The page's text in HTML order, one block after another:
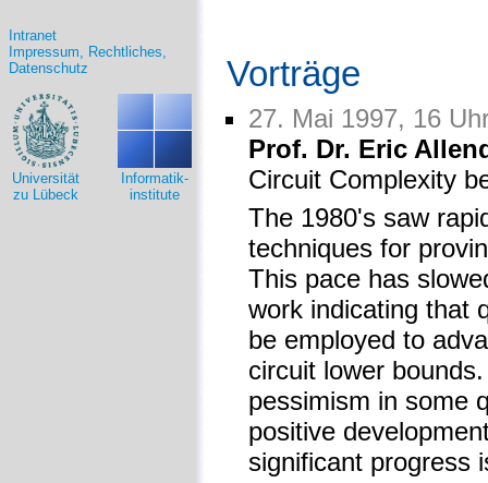
Intranet
Impressum, Rechtliches,
Datenschutz
Universität
zu Lübeck
Informatik-
institute
Vorträge
27. Mai 1997, 16
Prof. Dr. Eric
Circuit Complexity
The 1980's saw
techniques for
This pace has
work indicating that
be employed to
circuit lower
pessimism in some
positive
significant progress